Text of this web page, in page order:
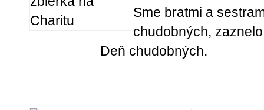
Sme bratmi a
chudobných,
Deň chudobných.